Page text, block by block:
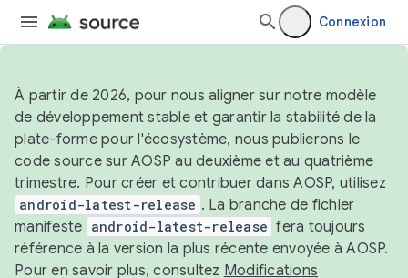
Connexion
À partir de 2026, pour nous aligner sur notre modèle
de développement stable et garantir la stabilité de la
plate-forme pour l'écosystème, nous publierons le
code source sur AOSP au deuxième et au quatrième
trimestre. Pour créer et contribuer dans AOSP, utilisez
android-latest-release . La branche de fichier
manifeste android-latest-release fera toujours
référence à la version la plus récente envoyée à AOSP.
Pour en savoir plus, consultez Modifications